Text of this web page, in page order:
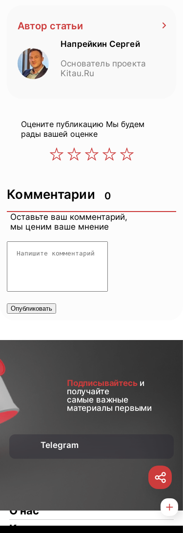
Автор статьи
Напрейкин Сергей
Основатель проекта
Kitau.Ru
Оцените публикацию Мы будем
рады вашей оценке
Комментарии 0
Оставьте ваш комментарий,
мы ценим ваше мнение
Опубликовать
Подписывайтесьи
получайте
самые важные
материалы первыми
Telegram
О нас
Контакты